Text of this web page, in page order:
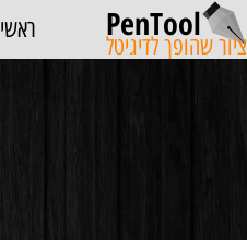
PenTool
ציור שהופך לדיגיטל
ראשי